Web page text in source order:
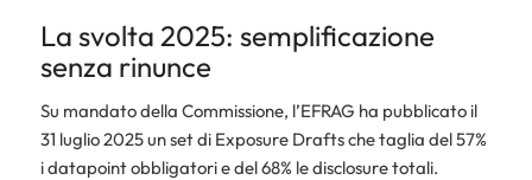
La svolta 2025: semplificazione
senza rinunce
Su mandato della Commissione, l’EFRAG ha pubblicato il
31 luglio 2025 un set di Exposure Drafts che taglia del 57%
i datapoint obbligatori e del 68% le disclosure totali.